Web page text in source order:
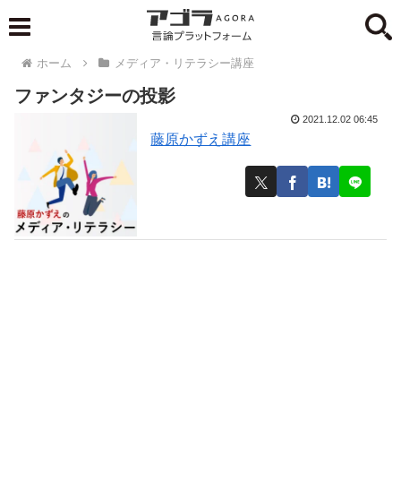
ホーム メディア・リテラシー講座
ファンタジーの投影
藤原かずえ講座
2021.12.02 06:45